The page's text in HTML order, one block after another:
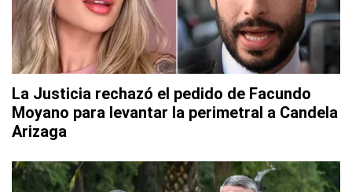
La Justicia rechazó el pedido de Facundo
Moyano para levantar la perimetral a Candela
Arizaga